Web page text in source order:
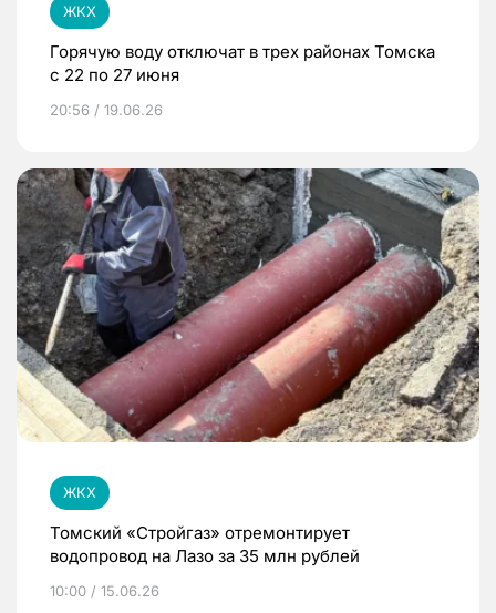
ЖКХ
Горячую воду отключат в трех районах Томска
с 22 по 27 июня
20:56 / 19.06.26
ЖКХ
Томский «Стройгаз» отремонтирует
водопровод на Лазо за 35 млн рублей
10:00 / 15.06.26